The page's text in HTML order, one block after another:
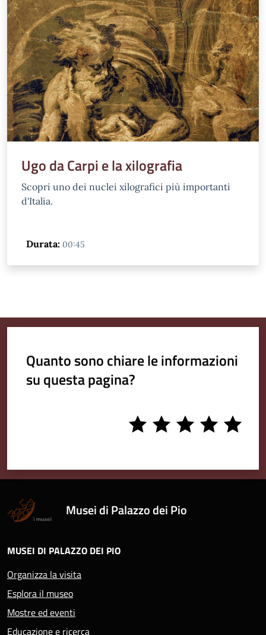
Ugo da Carpi e la xilografia
Scopri uno dei nuclei xilografici più importanti
d'Italia.
Durata: 00:45
Quanto sono chiare le informazioni
su questa pagina?
5
stars
4
stars
3
stars
2
stars
1
stars
Musei di Palazzo dei Pio
MUSEI DI PALAZZO DEI PIO
Organizza la visita
Esplora il museo
Mostre ed eventi
Educazione e ricerca